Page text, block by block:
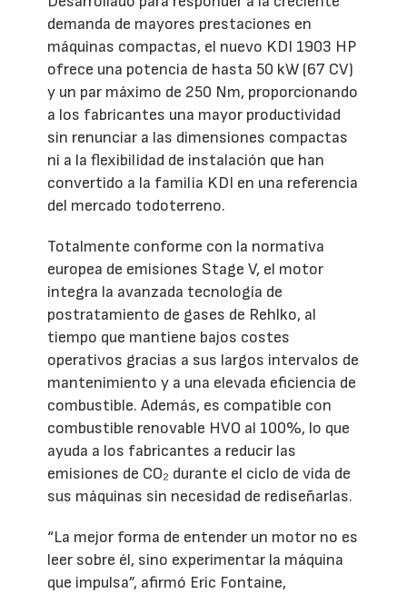
demanda de mayores prestaciones en
máquinas compactas, el nuevo KDI 1903 HP
ofrece una potencia de hasta 50 kW (67 CV)
y un par máximo de 250 Nm, proporcionando
a los fabricantes una mayor productividad
sin renunciar a las dimensiones compactas
ni a la flexibilidad de instalación que han
convertido a la familia KDI en una referencia
del mercado todoterreno.
Totalmente conforme con la normativa
europea de emisiones Stage V, el motor
integra la avanzada tecnología de
postratamiento de gases de Rehlko, al
tiempo que mantiene bajos costes
operativos gracias a sus largos intervalos de
mantenimiento y a una elevada eficiencia de
combustible. Además, es compatible con
combustible renovable HVO al 100%, lo que
ayuda a los fabricantes a reducir las
emisiones de CO₂ durante el ciclo de vida de
sus máquinas sin necesidad de rediseñarlas.
“La mejor forma de entender un motor no es
leer sobre él, sino experimentar la máquina
que impulsa”, afirmó Eric Fontaine,